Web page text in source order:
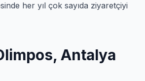
her yıl çok sayıda ziyaretçiyi
Antalya